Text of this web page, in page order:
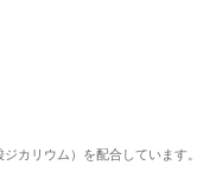
カリウム）を配合しています。